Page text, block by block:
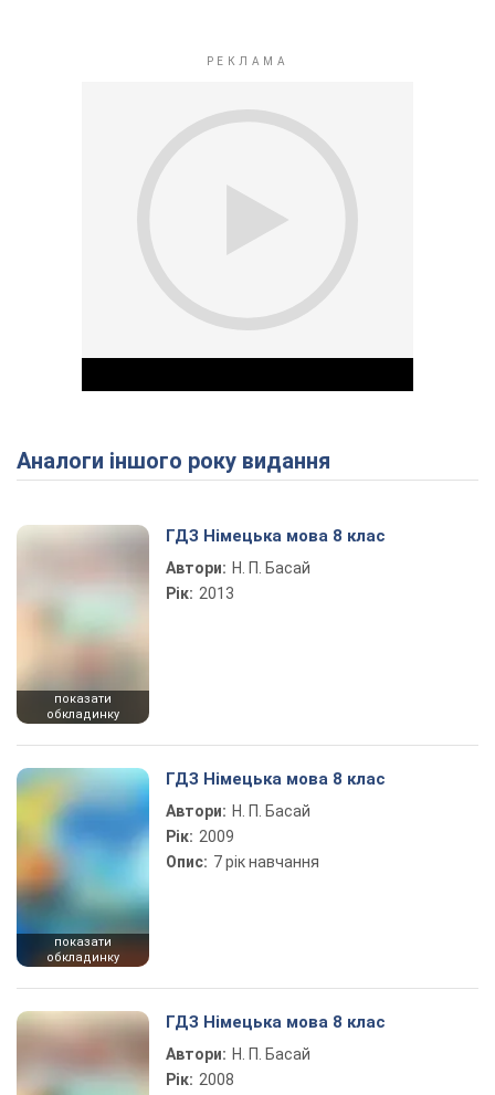
Play Video
Аналоги іншого року видання
показати
обкладинку
ГДЗ Німецька мова 8 клас
Автори: Н. П. Басай
Рік: 2013
показати
обкладинку
ГДЗ Німецька мова 8 клас
Автори: Н. П. Басай
Рік: 2009
Опис: 7 рік навчання
ГДЗ Німецька мова 8 клас
Автори: Н. П. Басай
Рік: 2008